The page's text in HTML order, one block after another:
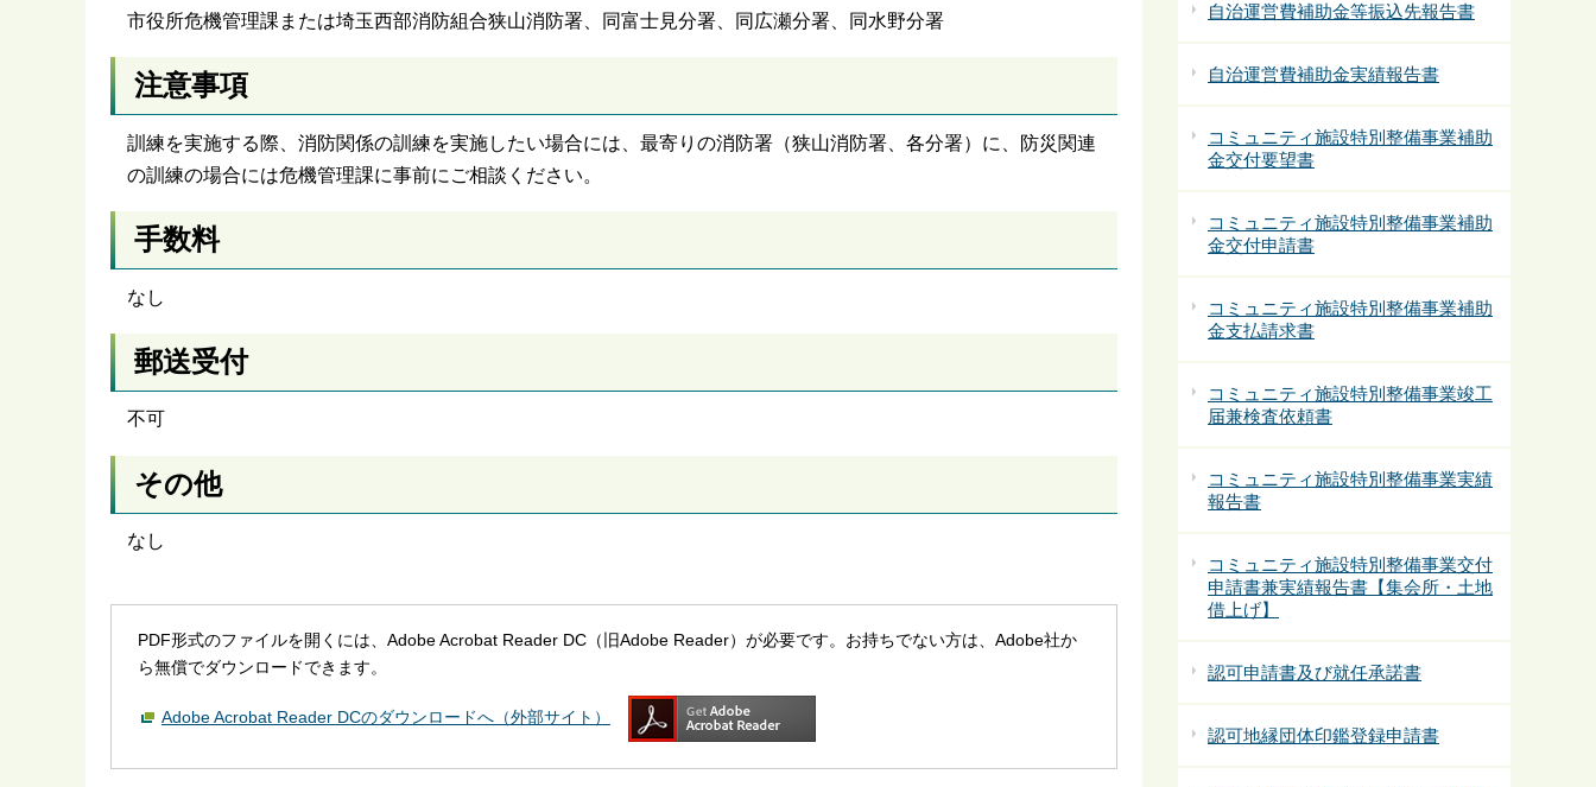
市役所危機管理課または埼玉西部消防組合狭山消防署、同富士見分署、同広瀬分署、同水野分署
注意事項
訓練を実施する際、消防関係の訓練を実施したい場合には、最寄りの消防署（狭山消防署、各分署）に、防災関連
の訓練の場合には危機管理課に事前にご相談ください。
手数料
なし
郵送受付
不可
その他
なし
PDF形式のファイルを開くには、Adobe Acrobat Reader DC（旧Adobe Reader）が必要です。お持ちでない方は、Adobe社か
ら無償でダウンロードできます。
Adobe Acrobat Reader DCのダウンロードへ（外部サイト）
自治運営費補助金等振込先報告書
自治運営費補助金実績報告書
コミュニティ施設特別整備事業補助
金交付要望書
コミュニティ施設特別整備事業補助
金交付申請書
コミュニティ施設特別整備事業補助
金支払請求書
コミュニティ施設特別整備事業竣工
届兼検査依頼書
コミュニティ施設特別整備事業実績
報告書
コミュニティ施設特別整備事業交付
申請書兼実績報告書【集会所・土地
借上げ】
認可申請書及び就任承諾書
認可地縁団体印鑑登録申請書